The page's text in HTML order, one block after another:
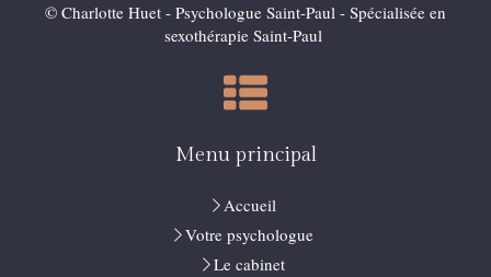
© Charlotte Huet - Psychologue Saint-Paul - Spécialisée en
sexothérapie Saint-Paul
Menu principal
Accueil
Votre psychologue
Le cabinet